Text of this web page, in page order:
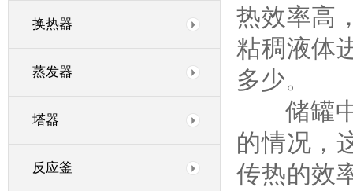
换热器
蒸发器
塔器
反应釜
热效率高
粘稠液体
多少。
储罐中
的情况，
传热的效